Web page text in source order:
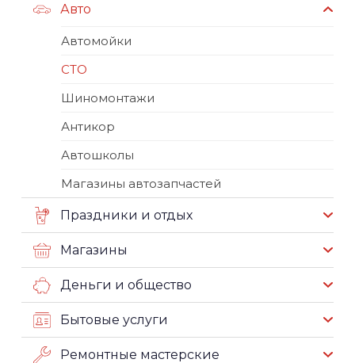
Авто
Автомойки
СТО
Шиномонтажи
Антикор
Автошколы
Магазины автозапчастей
Праздники и отдых
Магазины
Деньги и общество
Бытовые услуги
Ремонтные мастерские